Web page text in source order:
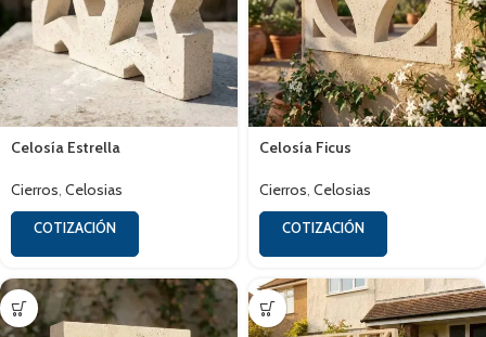
Celosía Estrella
Cierros, Celosias
COTIZACIÓN
Celosía Ficus
Cierros, Celosias
COTIZACIÓN